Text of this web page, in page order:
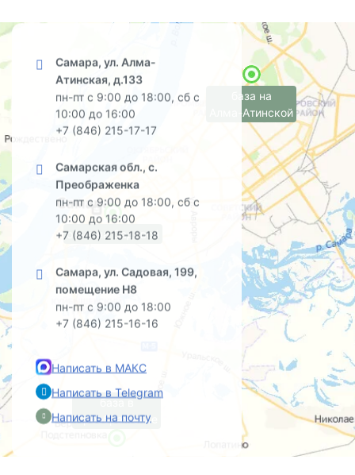
Самара, ул. Алма-
Атинская, д.133
пн-пт с 9:00 до 18:00, сб с
10:00 до 16:00
+7 (846) 215-17-17
Самарская обл., с.
Преображенка
пн-пт с 9:00 до 18:00, сб с
10:00 до 16:00
+7 (846) 215-18-18
Самара, ул. Садовая, 199,
помещение Н8
пн-пт с 9:00 до 18:00
+7 (846) 215-16-16
Написать в МАКС
Написать в Telegram
Написать на почту
офис на Садовой
база в
Преображенке
база на
Алма-Атинской